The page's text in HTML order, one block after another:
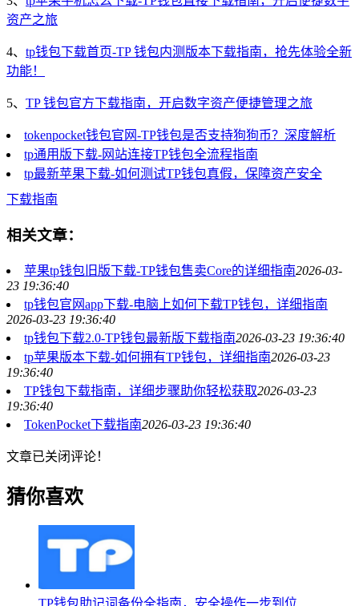
资产之旅
4、 tp钱包下载首页-TP 钱包内测版本下载指南，抢先体验全新
功能！
5、 TP 钱包官方下载指南，开启数字资产便捷管理之旅
tokenpocket钱包官网-TP钱包是否支持狗狗币？深度解析
tp通用版下载-网站连接TP钱包全流程指南
tp最新苹果下载-如何测试TP钱包真假，保障资产安全
下载指南
相关文章：
苹果tp钱包旧版下载-TP钱包售卖Core的详细指南2026-03-
23 19:36:40
tp钱包官网app下载-电脑上如何下载TP钱包，详细指南
2026-03-23 19:36:40
tp钱包下载2.0-TP钱包最新版下载指南2026-03-23 19:36:40
tp苹果版本下载-如何拥有TP钱包，详细指南2026-03-23
19:36:40
TP钱包下载指南，详细步骤助你轻松获取2026-03-23
19:36:40
TokenPocket下载指南2026-03-23 19:36:40
文章已关闭评论！
猜你喜欢
TP钱包助记词备份全指南，安全操作一步到位